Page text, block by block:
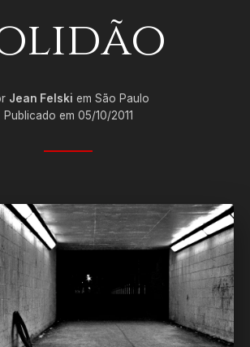
Jean Felski em São Paulo
Publicado em 05/10/2011